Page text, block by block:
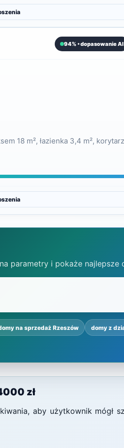
94% • dopasowanie AI
18 m², łazienka 3,4 m²,
parametry i pokaże najlepsze
na sprzedaż Rzeszów domy z
zł
aby użytkownik mógł